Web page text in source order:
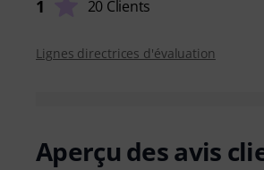
1 20 Clients
Lignes directrices d'évaluation
Aperçu des avis